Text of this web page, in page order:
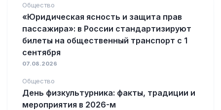
Общество
«Юридическая ясность и защита прав
пассажира»: в России стандартизируют
билеты на общественный транспорт с 1
сентября
07.08.2026
Общество
День физкультурника: факты, традиции и
мероприятия в 2026-м